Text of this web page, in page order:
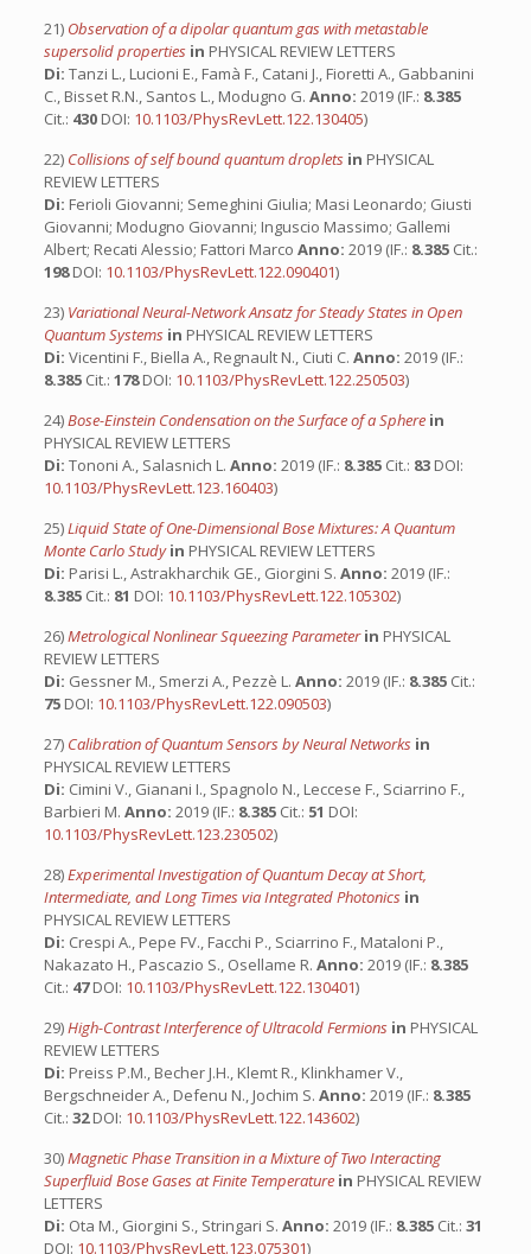
21) Observation of a dipolar quantum gas with metastable
supersolid properties in PHYSICAL REVIEW LETTERS
Di: Tanzi L., Lucioni E., Famà F., Catani J., Fioretti A., Gabbanini
C., Bisset R.N., Santos L., Modugno G. Anno: 2019 (IF.: 8.385
Cit.: 430 DOI: 10.1103/PhysRevLett.122.130405)
22) Collisions of self bound quantum droplets in PHYSICAL
REVIEW LETTERS
Di: Ferioli Giovanni; Semeghini Giulia; Masi Leonardo; Giusti
Giovanni; Modugno Giovanni; Inguscio Massimo; Gallemi
Albert; Recati Alessio; Fattori Marco Anno: 2019 (IF.: 8.385 Cit.:
198DOI: 10.1103/PhysRevLett.122.090401)
23) Variational Neural-Network Ansatz for Steady States in Open
Quantum Systems in PHYSICAL REVIEW LETTERS
Di: Vicentini F., Biella A., Regnault N., Ciuti C. Anno: 2019 (IF.:
8.385 Cit.: 178DOI: 10.1103/PhysRevLett.122.250503)
24)Bose-Einstein Condensation on the Surface of a Sphere in
PHYSICAL REVIEW LETTERS
Di: Tononi A., Salasnich L. Anno: 2019 (IF.: 8.385 Cit.: 83 DOI:
10.1103/PhysRevLett.123.160403)
25)Liquid State of One-Dimensional Bose Mixtures: A Quantum
Monte Carlo Studyin PHYSICAL REVIEW LETTERS
Di: Parisi L., Astrakharchik GE., Giorgini S. Anno: 2019 (IF.:
8.385 Cit.: 81 DOI: 10.1103/PhysRevLett.122.105302)
26)Metrological Nonlinear Squeezing Parameterin PHYSICAL
REVIEW LETTERS
Di: Gessner M., Smerzi A., Pezzè L. Anno: 2019 (IF.: 8.385 Cit.:
75 DOI: 10.1103/PhysRevLett.122.090503)
27) Calibration of Quantum Sensors by Neural Networks in
PHYSICAL REVIEW LETTERS
Di: Cimini V., Gianani I., Spagnolo N., Leccese F., Sciarrino F.,
Barbieri M. Anno: 2019 (IF.: 8.385 Cit.: 51 DOI:
10.1103/PhysRevLett.123.230502)
28)Experimental Investigation of Quantum Decay at Short,
Intermediate, and Long Times via Integrated Photonics in
PHYSICAL REVIEW LETTERS
Di: Crespi A., Pepe FV., Facchi P., Sciarrino F., Mataloni P.,
Nakazato H., Pascazio S., Osellame R. Anno: 2019 (IF.: 8.385
Cit.: 47DOI: 10.1103/PhysRevLett.122.130401)
29)High-Contrast Interference of Ultracold Fermions in PHYSICAL
REVIEW LETTERS
Di: Preiss P.M., Becher J.H., Klemt R., Klinkhamer V.,
Bergschneider A., Defenu N., Jochim S. Anno: 2019 (IF.: 8.385
Cit.: 32DOI: 10.1103/PhysRevLett.122.143602)
30)Magnetic Phase Transition in a Mixture of Two Interacting
Superfluid Bose Gases at Finite Temperature in PHYSICAL REVIEW
LETTERS
Di: Ota M., Giorgini S., Stringari S. Anno: 2019 (IF.: 8.385 Cit.: 31
DOI: 10.1103/PhysRevLett.123.075301)